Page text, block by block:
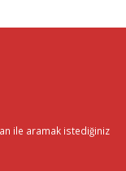
ile aramak istediğiniz